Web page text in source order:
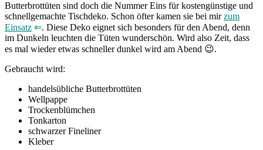
Butterbrottüten sind doch die Nummer Eins für kostengünstige und
schnellgemachte Tischdeko. Schon öfter kamen sie bei mirzum
Einsatz ⇐. Diese Deko eignet sich besonders für den Abend, denn
im Dunkeln leuchten die Tüten wunderschön. Wird also Zeit, dass
es mal wieder etwas schneller dunkel wird am Abend 😉.
Gebraucht wird:
handelsübliche Butterbrottüten
Wellpappe
Trockenblümchen
Tonkarton
schwarzer Fineliner
Kleber